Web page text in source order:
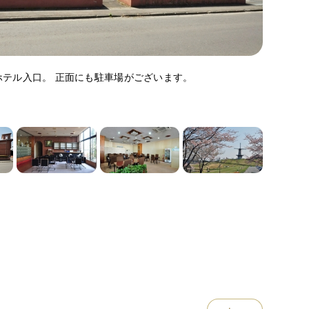
ル入口。 正面にも駐車場がございます。